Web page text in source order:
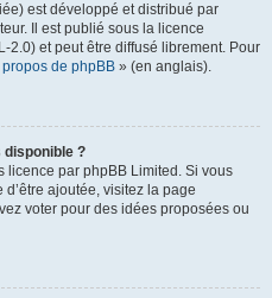
est développé et distribué par
Il est publié sous la licence
2.0) et peut être diffusé librement. Pour
propos de phpBB » (en anglais).
disponible ?
licence par phpBB Limited. Si vous
ajoutée, visitez la page
voter pour des idées proposées ou